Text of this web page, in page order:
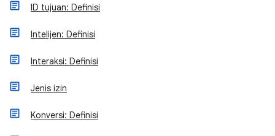
ID tujuan: Definisi
Intelijen: Definisi
Interaksi: Definisi
Jenis izin
Konversi: Definisi